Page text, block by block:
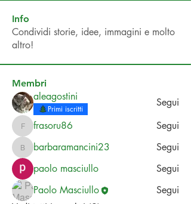
Info
Condividi storie, idee, immagini e molto
altro!
Membri
aleagostini
Primi iscritti
Segui
frasoru86
frasoru86 Segui
barbaramancini23
barbaramancini23
Segui
paolo masciullo
Segui
Paolo Masciullo
Segui